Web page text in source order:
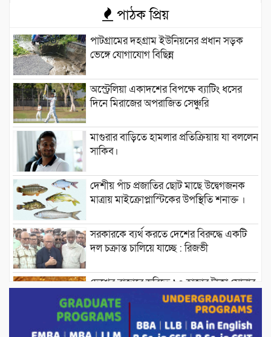
পাঠক প্রিয়
পাটগ্রামের দহগ্রাম ইউনিয়নের প্রধান সড়ক
ভেঙ্গে যোগাযোগ বিছিন্ন
অস্ট্রেলিয়া একাদশের বিপক্ষে ব্যাটিং ধসের
দিনে মিরাজের অপরাজিত সেঞ্চুরি
মাগুরার বাড়িতে হামলার প্রতিক্রিয়ায় যা বললেন
সাকিব।
দেশীয় পাঁচ প্রজাতির ছোট মাছে উদ্বেগজনক
মাত্রায় মাইক্রোপ্লাস্টিকের উপস্থিতি শনাক্ত ।
সরকারকে ব্যর্থ করতে দেশের বিরুদ্ধে একটি
দল চক্রান্ত চালিয়ে যাচ্ছে : রিজভী
দেশের বাজারে ভরিতে ১০ হাজার টাকা সোনার
দাম বাড়ানোর ঘোষণা।
ভারপ্রাপ্ত রাষ্ট্রপতি হাফিজ উদ্দিন আহমদের